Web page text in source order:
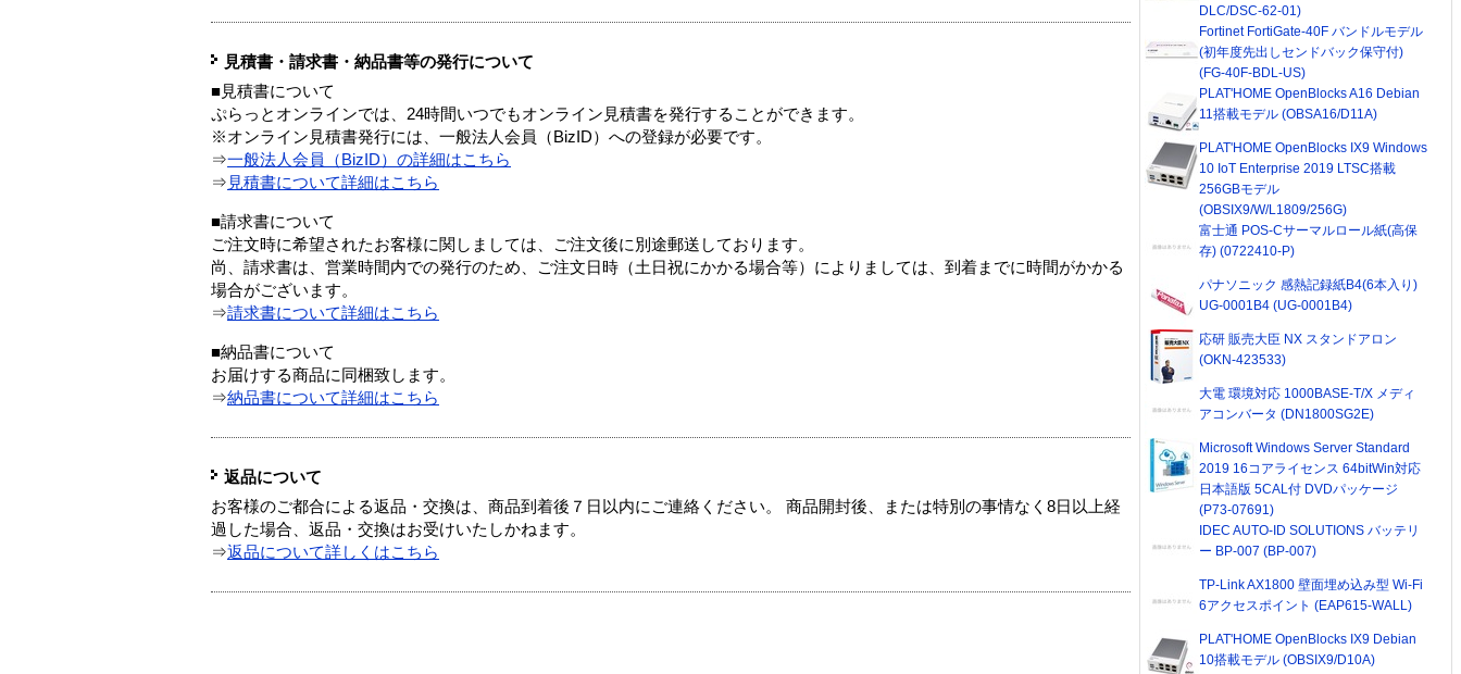
見積書・請求書・納品書等の発行について
■見積書について
ぷらっとオンラインでは、24時間いつでもオンライン見積書を発行することができます。
※オンライン見積書発行には、一般法人会員（BizID）への登録が必要です。
⇒一般法人会員（BizID）の詳細はこちら
⇒ 見積書について詳細はこちら
■請求書について
ご注文時に希望されたお客様に関しましては、ご注文後に別途郵送しております。
尚、請求書は、営業時間内での発行のため、ご注文日時（土日祝にかかる場合等）によりましては、到着までに時間がかかる
場合がございます。
⇒請求書について詳細はこちら
■納品書について
お届けする商品に同梱致します。
⇒納品書について詳細はこちら
返品について
お客様のご都合による返品・交換は、商品到着後７日以内にご連絡ください。 商品開封後、または特別の事情なく8日以上経
過した場合、返品・交換はお受けいたしかねます。
⇒返品について詳しくはこちら
DLC/DSC-62-01)
Fortinet FortiGate-40F バンドルモデル
(初年度先出しセンドバック保守付)
(FG-40F-BDL-US)
PLAT'HOME OpenBlocks A16 Debian
11搭載モデル (OBSA16/D11A)
PLAT'HOME OpenBlocks IX9 Windows
10 IoT Enterprise 2019 LTSC搭載
256GBモデル
(OBSIX9/W/L1809/256G)
富士通 POS-Cサーマルロール紙(高保
存) (0722410-P)
パナソニック 感熱記録紙B4(6本入り)
UG-0001B4 (UG-0001B4)
応研 販売大臣 NX スタンドアロン
(OKN-423533)
大電 環境対応 1000BASE-T/X メディ
アコンバータ (DN1800SG2E)
Microsoft Windows Server Standard
2019 16コアライセンス 64bitWin対応
日本語版 5CAL付 DVDパッケージ
(P73-07691)
IDEC AUTO-ID SOLUTIONS バッテリ
ー BP-007 (BP-007)
TP-Link AX1800 壁面埋め込み型 Wi-Fi
6アクセスポイント (EAP615-WALL)
PLAT'HOME OpenBlocks IX9 Debian
10搭載モデル (OBSIX9/D10A)